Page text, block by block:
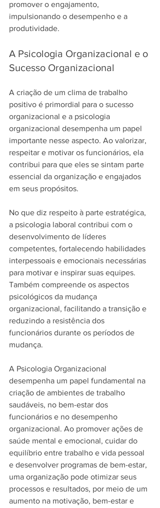
promover o engajamento,
impulsionando o desempenho e a
produtividade.
A Psicologia Organizacional e o
Sucesso Organizacional
A criação de um clima de trabalho
positivo é primordial para o sucesso
organizacional e a psicologia
organizacional desempenha um papel
importante nesse aspecto. Ao valorizar,
respeitar e motivar os funcionários, ela
contribui para que eles se sintam parte
essencial da organização e engajados
em seus propósitos.
No que diz respeito à parte estratégica,
a psicologia laboral contribui com o
desenvolvimento de líderes
competentes, fortalecendo habilidades
interpessoais e emocionais necessárias
para motivar e inspirar suas equipes.
Também compreende os aspectos
psicológicos da mudança
organizacional, facilitando a transição e
reduzindo a resistência dos
funcionários durante os períodos de
mudança.
A Psicologia Organizacional
desempenha um papel fundamental na
criação de ambientes de trabalho
saudáveis, no bem-estar dos
funcionários e no desempenho
organizacional. Ao promover ações de
saúde mental e emocional, cuidar do
equilíbrio entre trabalho e vida pessoal
e desenvolver programas de bem-estar,
uma organização pode otimizar seus
processos e resultados, por meio de um
aumento na motivação, bem-estar e